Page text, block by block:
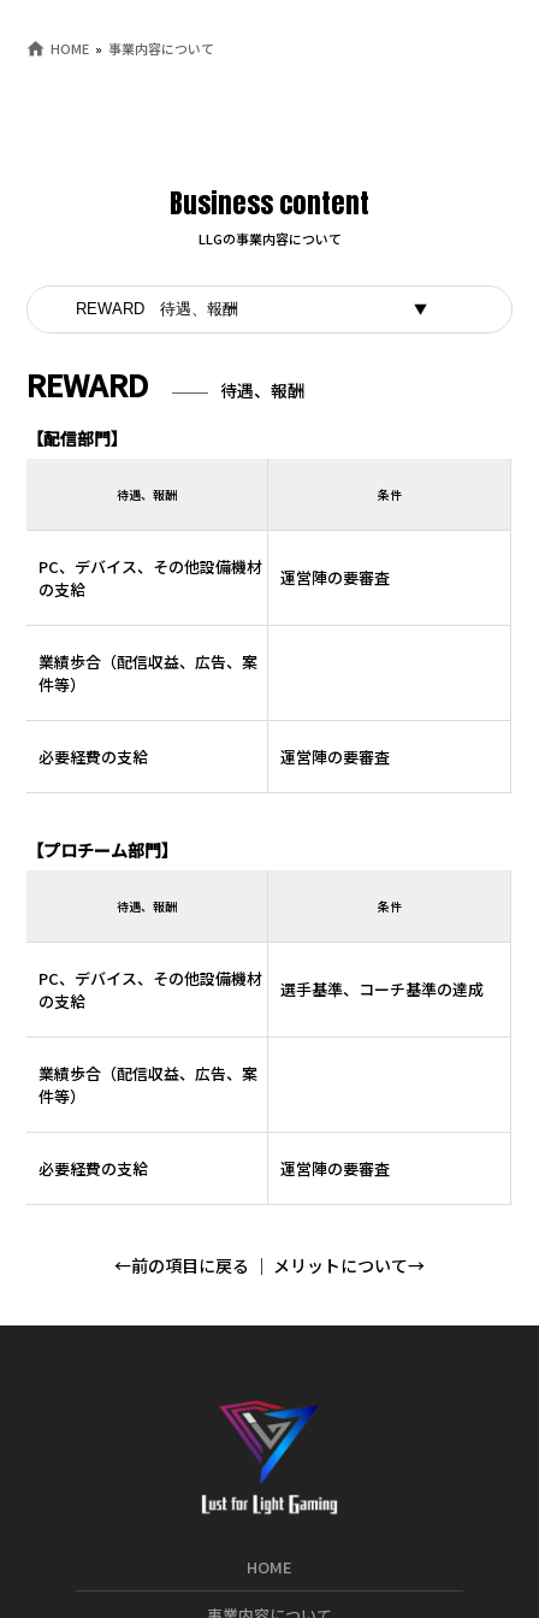
HOME 事業内容について
Business content
LLGの事業内容について
REWARD
待遇、報酬
【配信部門】
待遇、報酬 条件
PC、デバイス、その他設備機材
の支給
運営陣の要審査
業績歩合（配信収益、広告、案
件等）
必要経費の支給 運営陣の要審査
【プロチーム部門】
待遇、報酬 条件
PC、デバイス、その他設備機材
の支給
選手基準、コーチ基準の達成
業績歩合（配信収益、広告、案
件等）
必要経費の支給 運営陣の要審査
←前の項目に戻る ｜ メリットについて→
HOME